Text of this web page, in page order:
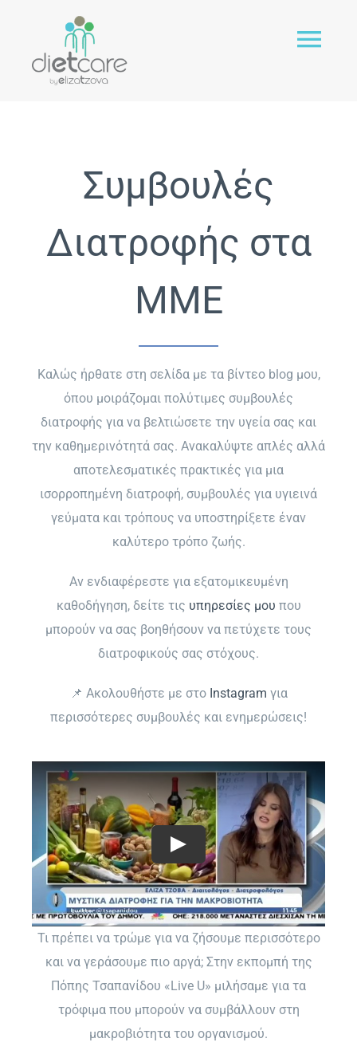
περιεχόμενο
Dietcare
Υπηρεσίες
Διαιτολόγος Online
Media
Blog
ΚΛΕΙΣΕ ΡΑΝΤΕΒΟΥ
Συμβουλές
Διατροφής στα
ΜΜΕ
Καλώς ήρθατε στη σελίδα με τα βίντεο blog μου,
όπου μοιράζομαι πολύτιμες συμβουλές
διατροφής για να βελτιώσετε την υγεία σας και
την καθημερινότητά σας. Ανακαλύψτε απλές αλλά
αποτελεσματικές πρακτικές για μια
ισορροπημένη διατροφή, συμβουλές για υγιεινά
γεύματα και τρόπους να υποστηρίξετε έναν
καλύτερο τρόπο ζωής.
Αν ενδιαφέρεστε για εξατομικευμένη
καθοδήγηση, δείτε τις υπηρεσίες μου που
μπορούν να σας βοηθήσουν να πετύχετε τους
διατροφικούς σας στόχους.
📌 Ακολουθήστε με στοInstagram για
περισσότερες συμβουλές και ενημερώσεις!
Τι πρέπει να τρώμε για να ζήσουμε περισσότερο
και να γεράσουμε πιο αργά; Στην εκπομπή της
Πόπης Τσαπανίδου «Live U» μιλήσαμε για τα
τρόφιμα που μπορούν να συμβάλλουν στη
μακροβιότητα του οργανισμού.